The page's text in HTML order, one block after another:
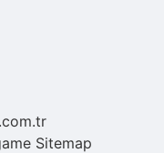
Sitemap